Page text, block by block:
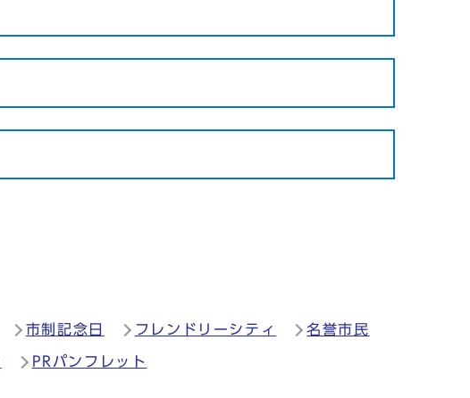
市制記念日 フレンドリーシティ 名誉市民
PRパンフレット